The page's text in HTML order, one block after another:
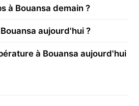
à Bouansa demain ?
aujourd'hui ?
à Bouansa aujourd'hui